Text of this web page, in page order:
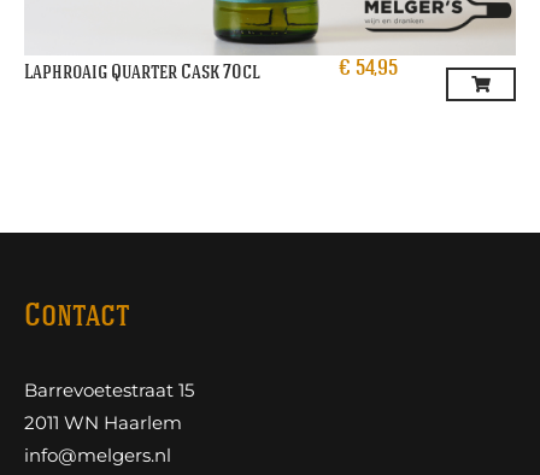
Laphroaig Quarter Cask 70cl € 54,95
Contact
Barrevoetestraat 15
2011 WN Haarlem
info@melgers.nl